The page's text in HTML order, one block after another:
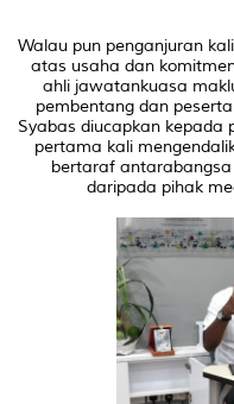
Walau pun penganjuran
atas usaha dan
ahli jawatankuasa
pembentang dan
Syabas diucapkan kepada
pertama kali
bertaraf
daripada pihak